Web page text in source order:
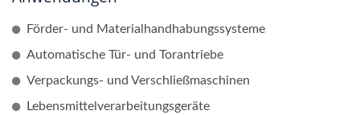
Förder- und Materialhandhabungssysteme
Automatische Tür- und Torantriebe
Verpackungs- und Verschließmaschinen
Lebensmittelverarbeitungsgeräte